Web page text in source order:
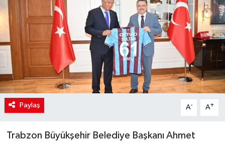
Paylaş A- A+
Trabzon Büyükşehir Belediye Başkanı Ahmet